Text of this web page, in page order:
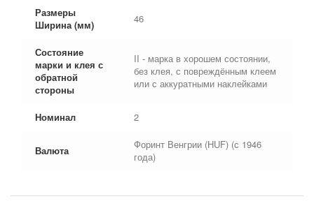
Размеры
Ширина (мм)
46
Состояние
марки и клея с
обратной
стороны
II - марка в хорошем состоянии,
без клея, с повреждённым клеем
или с аккуратными наклейками
Номинал 2
Валюта
Форинт Венгрии (HUF) (с 1946
года)